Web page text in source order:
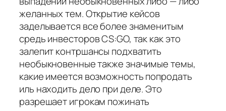
желанных тем. Открытие кейсов
заделывается все более знаменитым
средь инвесторов CS:GO, так как это
залепит контршансы подхватить
необыкновенные также значимые темы,
какие имеется возможность попродать
иль находить дело при деле. Это
разрешает игрокам пожинать